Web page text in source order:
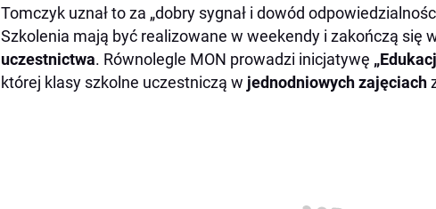
Tomczyk uznał to za „dobry sygnał i dowód
Szkolenia mają być realizowane w weekendy i zakończą się
uczestnictwa. Równolegle MON prowadzi inicjatywę
której klasy szkolne uczestniczą w jednodniowych zajęciach